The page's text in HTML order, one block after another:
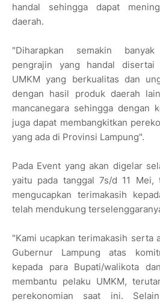
handal sehingga dapat
daerah.
"Diharapkan semakin
pengrajin yang handal
UMKM yang berkualitas dan
dengan hasil produk daerah
mancanegara sehingga dengan
juga dapat membangkitkan
yang ada di Provinsi Lampung".
Pada Event yang akan digelar
yaitu pada tanggal 7s/d 11 Mei,
mengucapkan terimakasih
telah mendukung
"Kami ucapkan terimakasih serta
Gubernur Lampung atas
kepada para Bupati/walikota
membantu pelaku UMKM,
perekonomian saat ini.